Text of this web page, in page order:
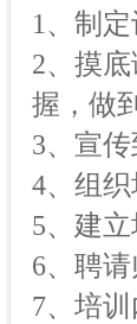
1、制
2、摸
握，做
3、宣
4、组
5、建
6、聘
7、培